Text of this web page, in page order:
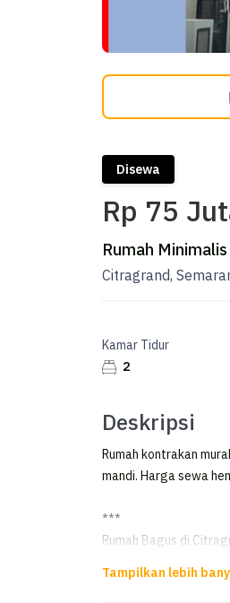
Disewa
Rp 75
Rumah
Citragrand,
Kamar Tidur
2
Deskripsi
Rumah kontrakan
mandi. Harga sewa
***
Rumah Bagus di
Disewakan Rumah di